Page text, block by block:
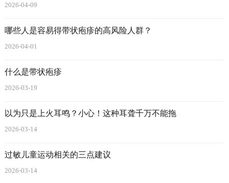
2026-04-09
哪些人是容易得带状疱疹的高风险人群？
2026-04-01
什么是带状疱疹
2026-03-19
以为只是上火耳鸣？小心！这种耳聋千万不能拖
2026-03-14
过敏儿童运动相关的三点建议
2026-03-14